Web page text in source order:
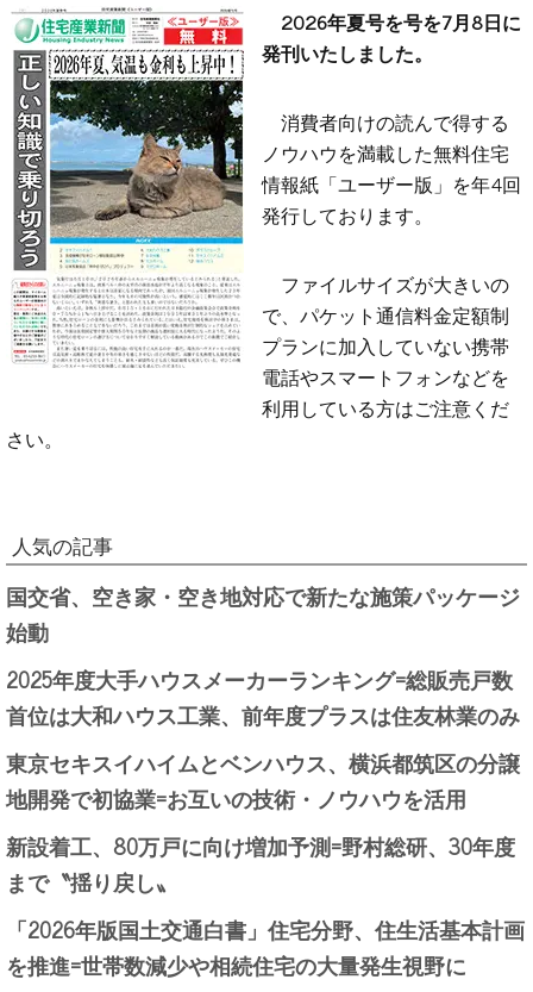
2026年夏号を号を7月8日に
発刊いたしました。
消費者向けの読んで得する
ノウハウを満載した無料住宅
情報紙「ユーザー版」を年4回
発行しております。
ファイルサイズが大きいの
で、パケット通信料金定額制
プランに加入していない携帯
電話やスマートフォンなどを
利用している方はご注意くだ
さい。
人気の記事
国交省、空き家・空き地対応で新たな施策パッケージ
始動
2025年度大手ハウスメーカーランキング=総販売戸数
首位は大和ハウス工業、前年度プラスは住友林業のみ
東京セキスイハイムとベンハウス、横浜都筑区の分譲
地開発で初協業=お互いの技術・ノウハウを活用
新設着工、80万戸に向け増加予測=野村総研、30年度
まで〝揺り戻し〟
「2026年版国土交通白書」住宅分野、住生活基本計画
を推進=世帯数減少や相続住宅の大量発生視野に